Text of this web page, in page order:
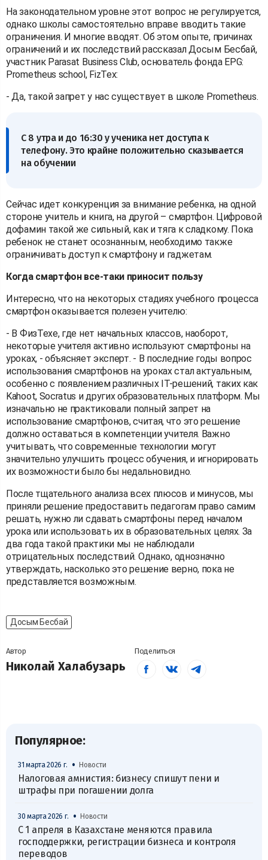
На законодательном уровне этот вопрос не регулируется,
однако школы самостоятельно вправе вводить такие
ограничения. И многие вводят. Об этом опыте, причинах
ограничений и их последствий рассказал Досым Бесбай,
участник Parasat Business Club, основатель фонда EPG:
Prometheus school, FizTex:
- Да, такой запрет у нас существует в школе Prometheus.
С 8 утра и до 16:30 у ученика нет доступа к
телефону. Это крайне положительно сказывается
на обучении
Сейчас идет конкуренция за внимание ребенка, на одной
стороне учитель и книга, на другой – смартфон. Цифровой
дофамин такой же сильный, как и тяга к сладкому. Пока
ребенок не станет осознанным, необходимо также
ограничивать доступ к смартфону и гаджетам.
Когда смартфон все-таки приносит пользу
Интересно, что на некоторых стадиях учебного процесса
смартфон оказывается полезен учителю:
- В ФизТехе, где нет начальных классов, наоборот,
некоторые учителя активно используют смартфоны на
уроках, - объясняет эксперт. - В последние годы вопрос
использования смартфонов на уроках стал актуальным,
особенно с появлением различных IT-решений, таких как
Kahoot, Socratus и других образовательных платформ. Мы
изначально не практиковали полный запрет на
использование смартфонов, считая, что это решение
должно оставаться в компетенции учителя. Важно
учитывать, что современные технологии могут
значительно улучшить процесс обучения, и игнорировать
их возможности было бы недальновидно.
После тщательного анализа всех плюсов и минусов, мы
приняли решение предоставить педагогам право самим
решать, нужно ли сдавать смартфоны перед началом
урока или использовать их в образовательных целях. За
два года такой практики мы не наблюдали
отрицательных последствий. Однако, однозначно
утверждать, насколько это решение верно, пока не
представляется возможным.
Досым Бесбай
Автор
Николай Халабузарь
Поделиться
Популярное:
31 марта 2026 г. • Новости
Налоговая амнистия: бизнесу спишут пени и
штрафы при погашении долга
30 марта 2026 г. • Новости
С 1 апреля в Казахстане меняются правила
господдержки, регистрации бизнеса и контроля
переводов